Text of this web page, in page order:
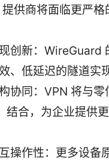
供商将面临更严格
创新：WireGuard
、低延迟的隧道实
协同：VPN 将与零
结合，为企业提供
操作性：更多设备